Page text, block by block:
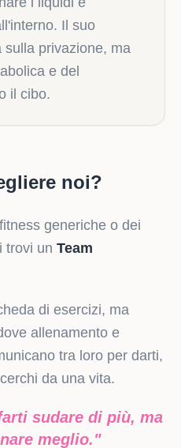
Il suo
privazione, ma
e del
il cibo.
noi?
generiche o dei
trovi un Team
di esercizi, ma
allenamento e
tra loro per darti,
da una vita.
sudare di più, ma
meglio."